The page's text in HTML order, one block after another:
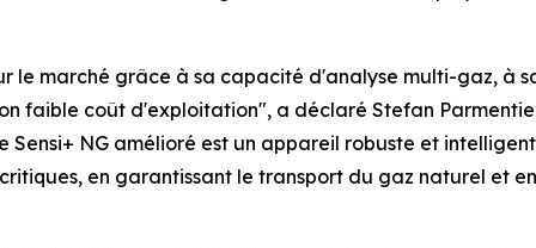
le marché grâce à sa capacité d'analyse multi-gaz, à
faible coût d'exploitation", a déclaré Stefan
Sensi+ NG amélioré est un appareil robuste et
en garantissant le transport du gaz naturel et